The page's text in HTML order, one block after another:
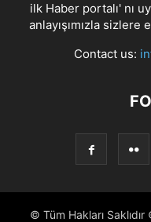
ilk Haber portalı' nı
anlayışımızla sizlere
Contact us:
© Tüm Hakları